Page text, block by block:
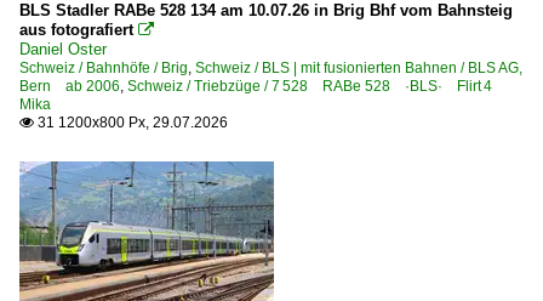
6 186 BR 186 ·Traxx MS2e·
6 186 BR 186 ·Traxx MS2e· Werbeloks
6 187 BR 187 ·Traxx AC3· Private
6 189 BR 189 ·ES 64 F4· Private
6 193 BR 193 ·Vectron AC/MS·
Güterverkehr
Güterzüge (sonstige)
2012
2013
2016
2017
2018
2019
BLS Stadler RABe 528 134 am 10.07.26 in Brig Bhf vom Bahnsteig
aus fotografiert 
Daniel Oster
Schweiz / Bahnhöfe / Brig, Schweiz / BLS | mit fusionierten Bahnen / BLS AG,
Bern ab 2006, Schweiz / Triebzüge / 7 528 RABe 528 ·BLS· Flirt 4
Mika
 31 1200x800 Px, 29.07.2026